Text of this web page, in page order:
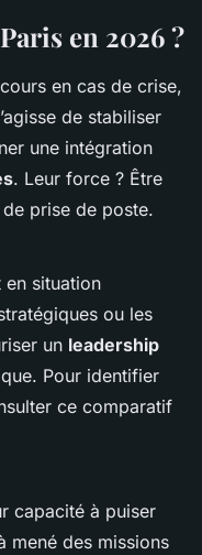
en 2026 ?
en cas de crise,
de stabiliser
une intégration
. Leur force ? Être
prise de poste.
en situation
ou les
un leadership
Pour identifier
ce comparatif
capacité à puiser
mené des missions